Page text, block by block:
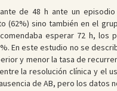
de 48 h ante un
(62%) sino también en el
esperar 72 h, los
En este estudio no se
y menor la tasa de
la resolución clínica y el
de AB, pero los datos